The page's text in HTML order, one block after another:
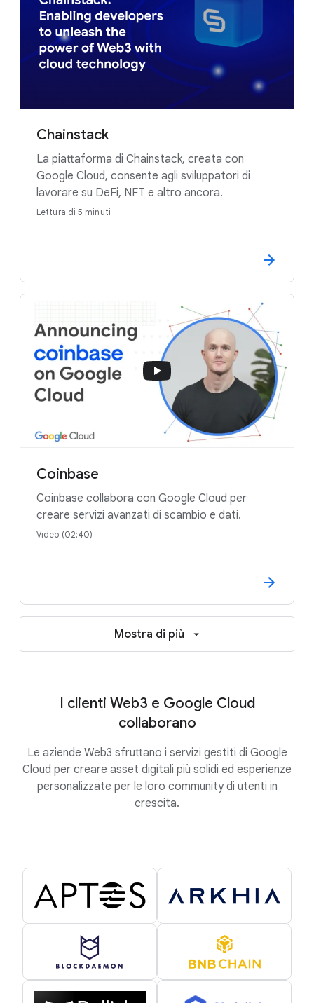
Chainstack
La piattaforma di Chainstack, creata con
Google Cloud, consente agli sviluppatori di
lavorare su DeFi, NFT e altro ancora.
Lettura di 5 minuti
Coinbase
Coinbase collabora con Google Cloud per
creare servizi avanzati di scambio e dati.
Video (02:40)
Mostra di più
I clienti Web3 e Google Cloud
collaborano
Le aziende Web3 sfruttano i servizi gestiti di Google
Cloud per creare asset digitali più solidi ed esperienze
personalizzate per le loro community di utenti in
crescita.